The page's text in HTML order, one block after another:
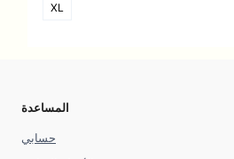
XL
المساعدة
حسابي